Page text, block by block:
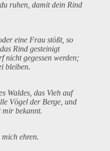
ruhen, damit dein Rind
eine Frau stößt, so
Rind gesteinigt
nicht gegessen werden;
bleiben.
Waldes, das Vieh auf
Vögel der Berge, und
mir bekannt.
ehren.